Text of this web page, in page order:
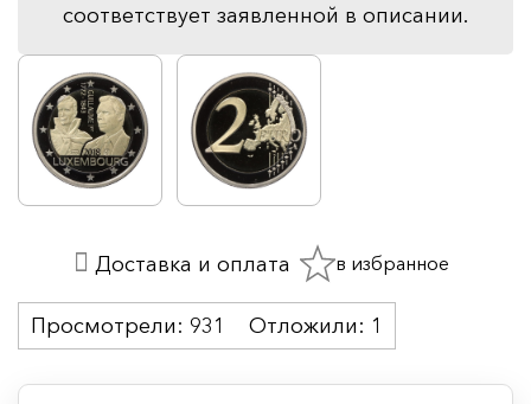
соответствует заявленной в описании.
Просмотрели: 931 Отложили: 1
Доставка и оплата в избранное